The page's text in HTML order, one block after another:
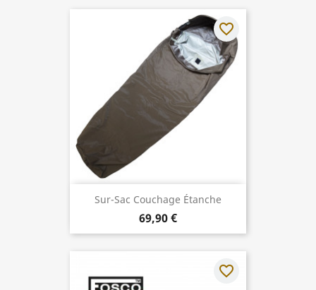
Sur-Sac Couchage Étanche
69,90 €
favorite_border
favorite_border